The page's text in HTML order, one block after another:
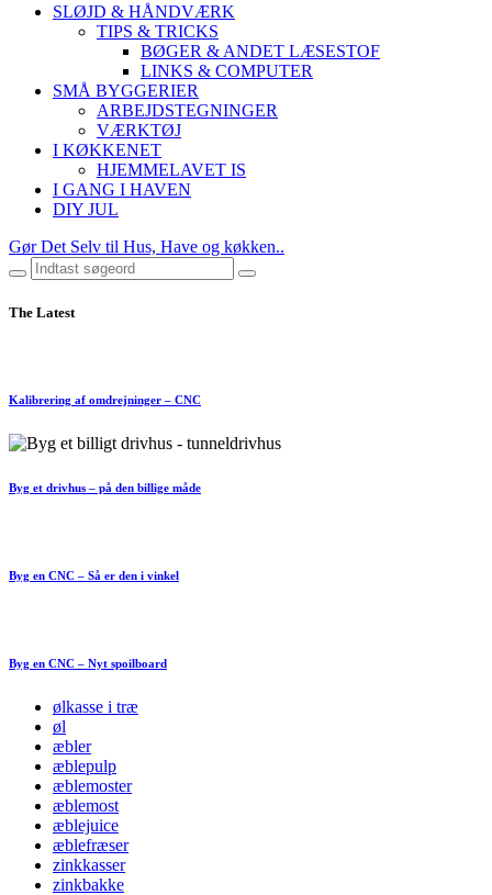
SLØJD & HÅNDVÆRK
TIPS & TRICKS
BØGER & ANDET LÆSESTOF
LINKS & COMPUTER
SMÅ BYGGERIER
ARBEJDSTEGNINGER
VÆRKTØJ
I KØKKENET
HJEMMELAVET IS
I GANG I HAVEN
DIY JUL
Gør Det Selv til Hus, Have og køkken..
The Latest
Kalibrering af omdrejninger – CNC
Byg et drivhus – på den billige måde
Byg en CNC – Så er den i vinkel
Byg en CNC – Nyt spoilboard
ølkasse i træ
øl
æbler
æblepulp
æblemoster
æblemost
æblejuice
æblefræser
zinkkasser
zinkbakke